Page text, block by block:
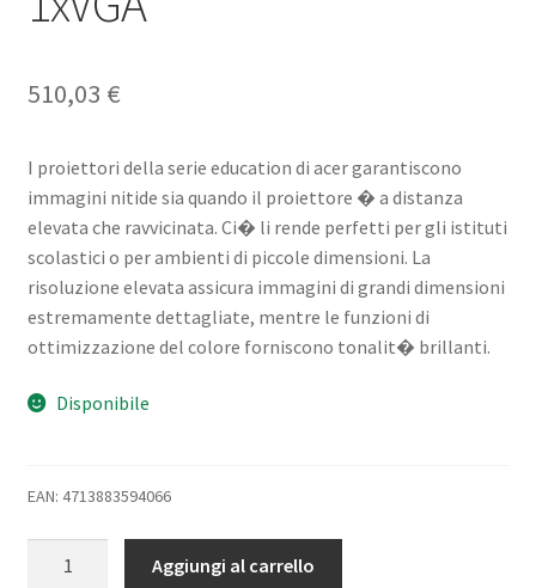
510,03 €
I proiettori della serie education di acer garantiscono
immagini nitide sia quando il proiettore � a distanza
elevata che ravvicinata. Ci� li rende perfetti per gli istituti
scolastici o per ambienti di piccole dimensioni. La
risoluzione elevata assicura immagini di grandi dimensioni
estremamente dettagliate, mentre le funzioni di
ottimizzazione del colore forniscono tonalit� brillanti.
Disponibile
EAN: 4713883594066
Aggiungi al carrello